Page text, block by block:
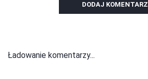
DODAJ KOMENTARZ
Ładowanie komentarzy...